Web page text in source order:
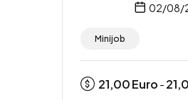
02/08/
Minijob
21,00Euro -